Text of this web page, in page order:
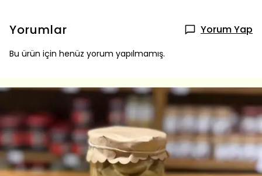
Yorumlar Yorum Yap
Bu ürün için henüz yorum yapılmamış.